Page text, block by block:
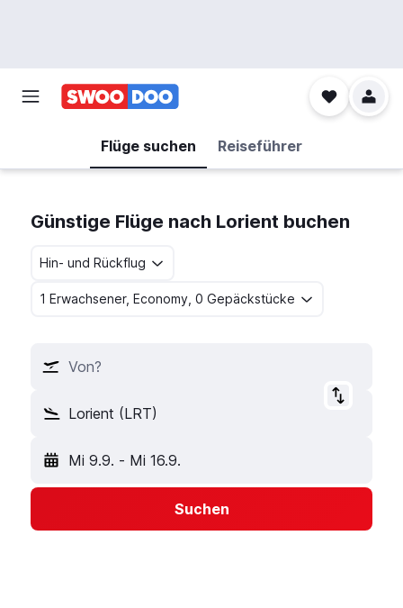
Flüge suchen Reiseführer
Günstige Flüge nach Lorient buchen
Hin- und Rückflug
1 Erwachsener, Economy, 0 Gepäckstücke
Von?
Lorient (LRT)
Mi 9.9. - Mi 16.9.
Suchen